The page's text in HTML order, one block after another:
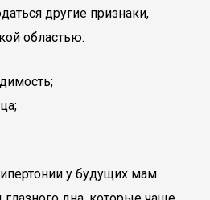
другие признаки,
областью:
у будущих мам